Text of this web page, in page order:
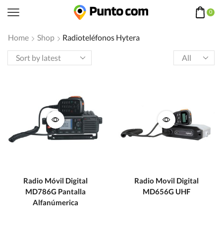
0
Home Shop
Radioteléfonos Hytera
Products
per
Radio Móvil Digital
MD786G Pantalla
Alfanúmerica
Radio Movil Digital
MD656G UHF